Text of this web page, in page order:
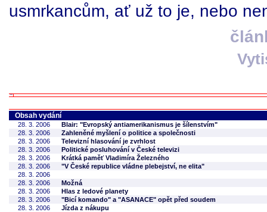
usmrkancům, ať už to je, nebo
Obsah vydání
28. 3. 2006
Blair: "Evropský antiamerikanismus je šílenstvím"
28. 3. 2006
Zahleněné myšlení o politice a společnosti
28. 3. 2006
Televizní hlasování je zvrhlost
28. 3. 2006
Politické posluhování v České televizi
28. 3. 2006
Krátká paměť Vladimíra Železného
28. 3. 2006
"V České republice vládne plebejství, ne elita"
28. 3. 2006
28. 3. 2006
Možná
28. 3. 2006
Hlas z ledové planety
28. 3. 2006
"Bicí komando" a "ASANACE" opět před soudem
28. 3. 2006
Jízda z nákupu